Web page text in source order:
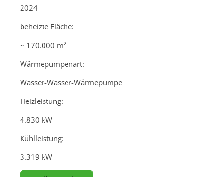
2024
beheizte Fläche:
~ 170.000 m²
Wärmepumpenart:
Wasser-Wasser-Wärmepumpe
Heizleistung:
4.830 kW
Kühlleistung:
3.319 kW